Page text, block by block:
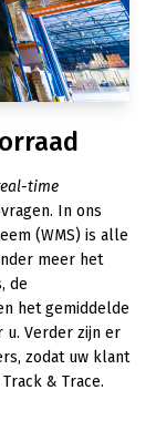
time
In ons
(WMS) is alle
meer het
de
het gemiddelde
Verder zijn er
zodat uw klant
& Trace.